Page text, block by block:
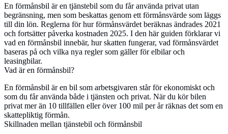
En förmånsbil är en tjänstebil som du får använda privat utan
begränsning, men som beskattas genom ett förmånsvärde som läggs
till din lön. Reglerna för hur förmånsvärdet beräknas ändrades 2021
och fortsätter påverka kostnaden 2025. I den här guiden förklarar vi
vad en förmånsbil innebär, hur skatten fungerar, vad förmånsvärdet
baseras på och vilka nya regler som gäller för elbilar och
leasingbilar.
Vad är en förmånsbil?
En förmånsbil är en bil som arbetsgivaren står för ekonomiskt och
som du får använda både i tjänsten och privat. När du kör bilen
privat mer än 10 tillfällen eller över 100 mil per år räknas det som en
skattepliktig förmån.
Skillnaden mellan tjänstebil och förmånsbil